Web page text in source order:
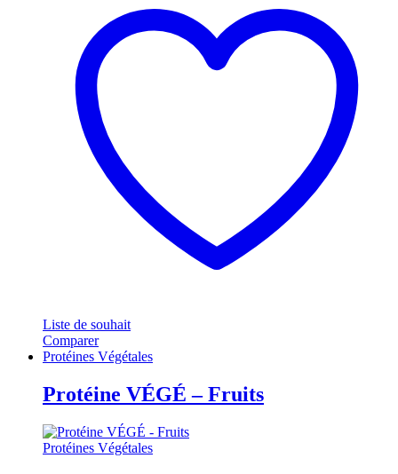
Liste de souhait
Comparer
Protéines Végétales
Protéine VÉGÉ – Fruits
Protéines Végétales